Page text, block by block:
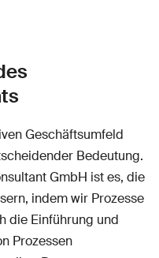
Geschäftsumfeld
Bedeutung.
GmbH ist es, die
indem wir Prozesse
die Einführung und
Prozessen